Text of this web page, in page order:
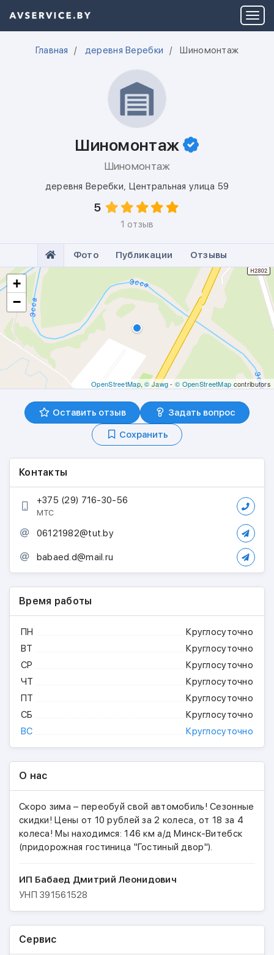
Главная деревня Веребки Шиномонтаж
Шиномонтаж
Шиномонтаж
деревня Веребки, Центральная улица 59
5
1 отзыв
Фото Публикации Отзывы
+
−
OpenStreetMap,© Jawg- © OpenStreetMap contributors
Оставить отзыв
Задать вопрос
Сохранить
Контакты
+375 (29) 716-30-56
МТС
06121982@tut.by
babaed.d@mail.ru
Время работы
ПН
Круглосуточно
ВТ
Круглосуточно
СР
Круглосуточно
ЧТ
Круглосуточно
ПТ
Круглосуточно
СБ
Круглосуточно
ВС
Круглосуточно
О нас
Скоро зима – переобуй свой автомобиль! Сезонные
скидки! Цены от 10 рублей за 2 колеса, от 18 за 4
колеса! Мы находимся: 146 км а/д Минск-Витебск
(придорожная гостиница "Гостиный двор").
ИП Бабаед Дмитрий Леонидович
УНП391561528
Сервис